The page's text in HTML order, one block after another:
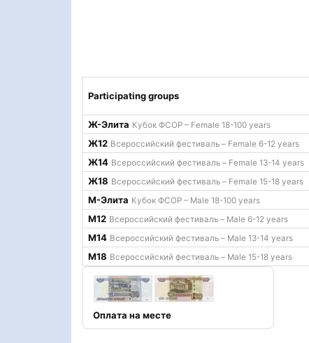
Participating groups
Ж-Элита Кубок ФСОР – Female 18-100 years
Ж12 Всероссийский фестиваль – Female 6-12 years
Ж14 Всероссийский фестиваль – Female 13-14 years
Ж18 Всероссийский фестиваль – Female 15-18 years
М-Элита Кубок ФСОР – Male 18-100 years
М12 Всероссийский фестиваль – Male 6-12 years
М14 Всероссийский фестиваль – Male 13-14 years
М18 Всероссийский фестиваль – Male 15-18 years
Оплата на месте